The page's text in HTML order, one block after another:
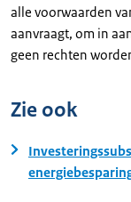
alle voorwaarden
aanvraagt, om in
geen rechten
Zie ook